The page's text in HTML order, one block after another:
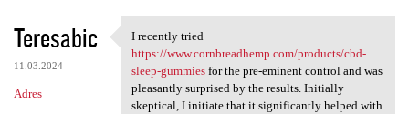
Teresabic
11.03.2024
Adres
I recently tried https://www
I recently tried
https://www.cornbreadhemp.com/products/cbd-
sleep-gummiesfor the pre-eminent control and was
pleasantly surprised by the results. Initially
skeptical, I initiate that it significantly helped with